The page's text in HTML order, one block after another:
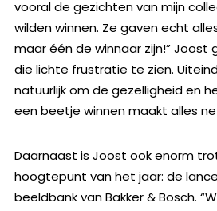
vooral de gezichten van mijn
wilden winnen. Ze gaven echt
maar één de winnaar zijn!” Joost
die lichte frustratie te zien.
natuurlijk om de gezelligheid en
een beetje winnen maakt alles
Daarnaast is Joost ook enorm
hoogtepunt van het jaar: de
beeldbank van Bakker & Bosch.